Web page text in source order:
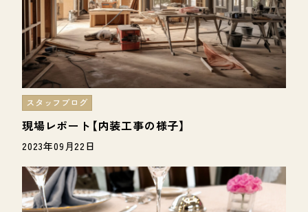
現場レポート【内装工事の様子】
スタッフブログ
2023年09月22日